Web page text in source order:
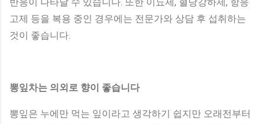
반응이 나타날 수 있습니다. 또한 이뇨제, 혈당강하제, 항응
고제 등을 복용 중인 경우에는 전문가와 상담 후 섭취하는
것이 좋습니다.
뽕잎차는 의외로 향이 좋습니다
뽕잎은 누에만 먹는 잎이라고 생각하기 쉽지만 오래전부터